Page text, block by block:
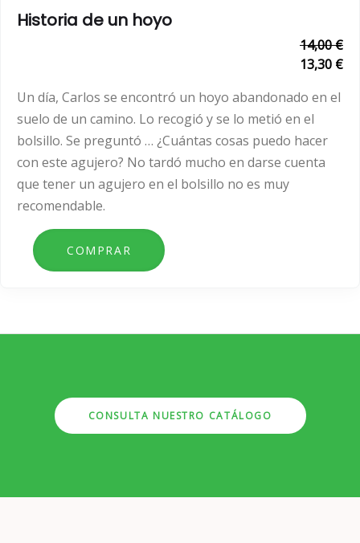
Historia de un hoyo
14,00 €
13,30 €
Un día, Carlos se encontró un hoyo abandonado en el
suelo de un camino. Lo recogió y se lo metió en el
bolsillo. Se preguntó … ¿Cuántas cosas puedo hacer
con este agujero? No tardó mucho en darse cuenta
que tener un agujero en el bolsillo no es muy
recomendable.
CONSULTA NUESTRO CATÁLOGO